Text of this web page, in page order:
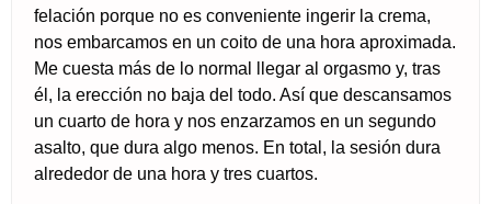
felación porque no es conveniente ingerir la crema,
nos embarcamos en un coito de una hora aproximada.
Me cuesta más de lo normal llegar al orgasmo y, tras
él, la erección no baja del todo. Así que descansamos
un cuarto de hora y nos enzarzamos en un segundo
asalto, que dura algo menos. En total, la sesión dura
alrededor de una hora y tres cuartos.